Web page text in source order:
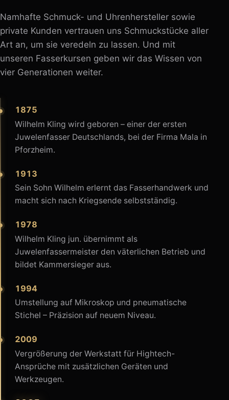
Namhafte Schmuck- und Uhrenhersteller sowie
private Kunden vertrauen uns Schmuckstücke aller
Art an, um sie veredeln zu lassen. Und mit
unseren Fasserkursen geben wir das Wissen von
vier Generationen weiter.
1875
Wilhelm Kling wird geboren – einer der ersten
Juwelenfasser Deutschlands, bei der Firma Mala in
Pforzheim.
1913
Sein Sohn Wilhelm erlernt das Fasserhandwerk und
macht sich nach Kriegsende selbstständig.
1978
Wilhelm Kling jun. übernimmt als
Juwelenfassermeister den väterlichen Betrieb und
bildet Kammersieger aus.
1994
Umstellung auf Mikroskop und pneumatische
Stichel – Präzision auf neuem Niveau.
2009
Vergrößerung der Werkstatt für Hightech-
Ansprüche mit zusätzlichen Geräten und
Werkzeugen.